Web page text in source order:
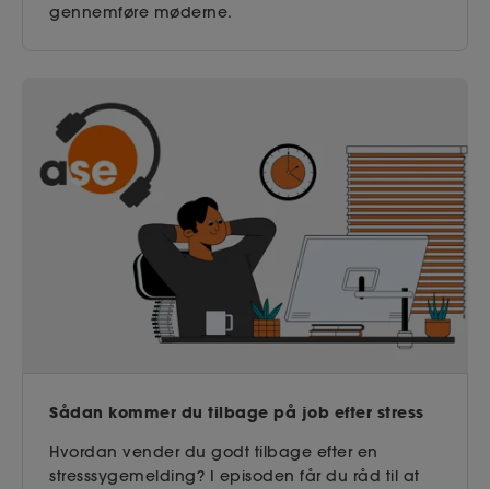
gennemføre møderne.
Sådan kommer du tilbage på job efter stress
Hvordan vender du godt tilbage efter en
stresssygemelding? I episoden får du råd til at